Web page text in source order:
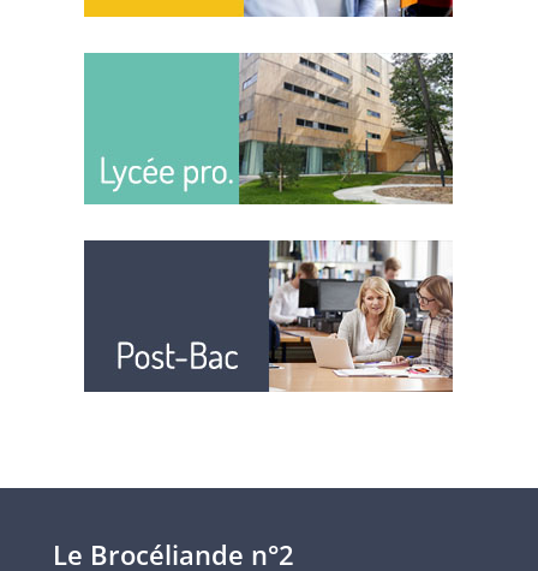
Le Brocéliande n°2